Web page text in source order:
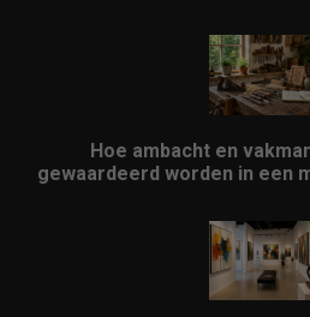
Hoe ambacht en
gewaardeerd worden in een